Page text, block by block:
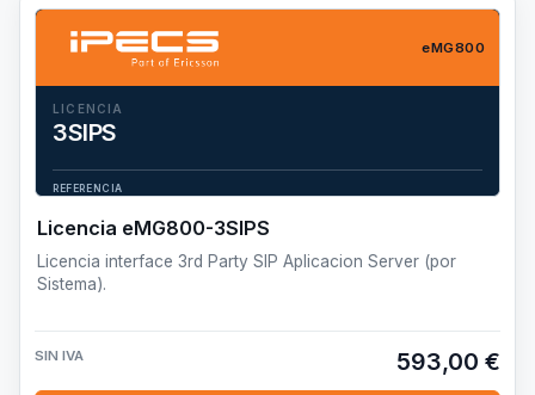
eMG800
LICENCIA
3SIPS
REFERENCIA
Licencia eMG800-3SIPS
Licencia interface 3rd Party SIP Aplicacion Server (por
Sistema).
SIN IVA 593,00 €